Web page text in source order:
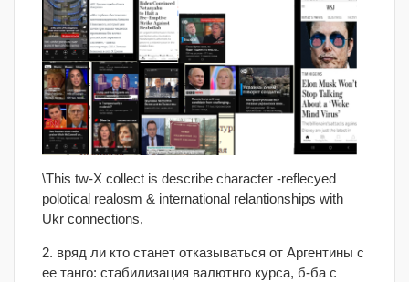
\This tw-X collect is describe character -reflecyed
polotical realosm & international relantionships with
Ukr connections,
2. вряд ли кто станет отказываться от Аргентины с
ее танго: стабилизация валютнго курса, б-ба с